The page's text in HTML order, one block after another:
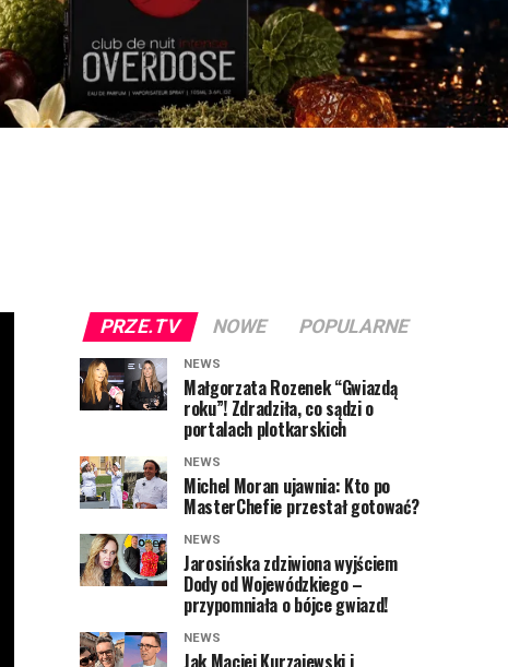
PRZE.TV NOWE POPULARNE
NEWS
Małgorzata Rozenek “Gwiazdą
roku”! Zdradziła, co sądzi o
portalach plotkarskich
NEWS
Michel Moran ujawnia: Kto po
MasterChefie przestał gotować?
NEWS
Jarosińska zdziwiona wyjściem
Dody od Wojewódzkiego –
przypomniała o bójce gwiazd!
NEWS